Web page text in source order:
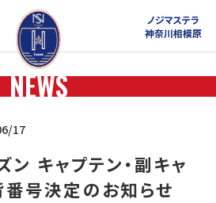
ノジマステラ
神奈川相模原
NEWS
17
キャプテン・副キャ
番号決定のお知らせ